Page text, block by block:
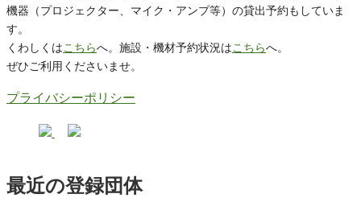
機器（プロジェクター、マイク・アンプ等）の貸出予約もしていま
す。
くわしくはこちらへ。施設・機材予約状況はこちらへ。
ぜひご利用くださいませ。
プライバシーポリシー
最近の登録団体